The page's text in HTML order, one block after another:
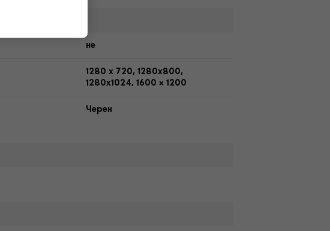
не
1280 x 720, 1280x800,
1280x1024, 1600 × 1200
Черeн